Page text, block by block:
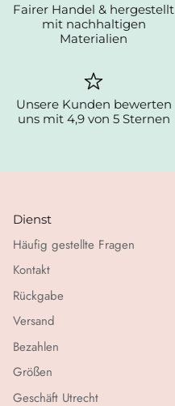
Fairer Handel & hergestellt
mit nachhaltigen
Materialien
Unsere Kunden bewerten
uns mit 4,9 von 5 Sternen
Dienst
Häufig gestellte Fragen
Kontakt
Rückgabe
Versand
Bezahlen
Größen
Geschäft Utrecht